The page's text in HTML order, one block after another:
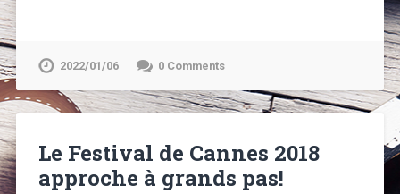
2022/01/06 0 Comments
Le Festival de Cannes 2018
approche à grands pas!